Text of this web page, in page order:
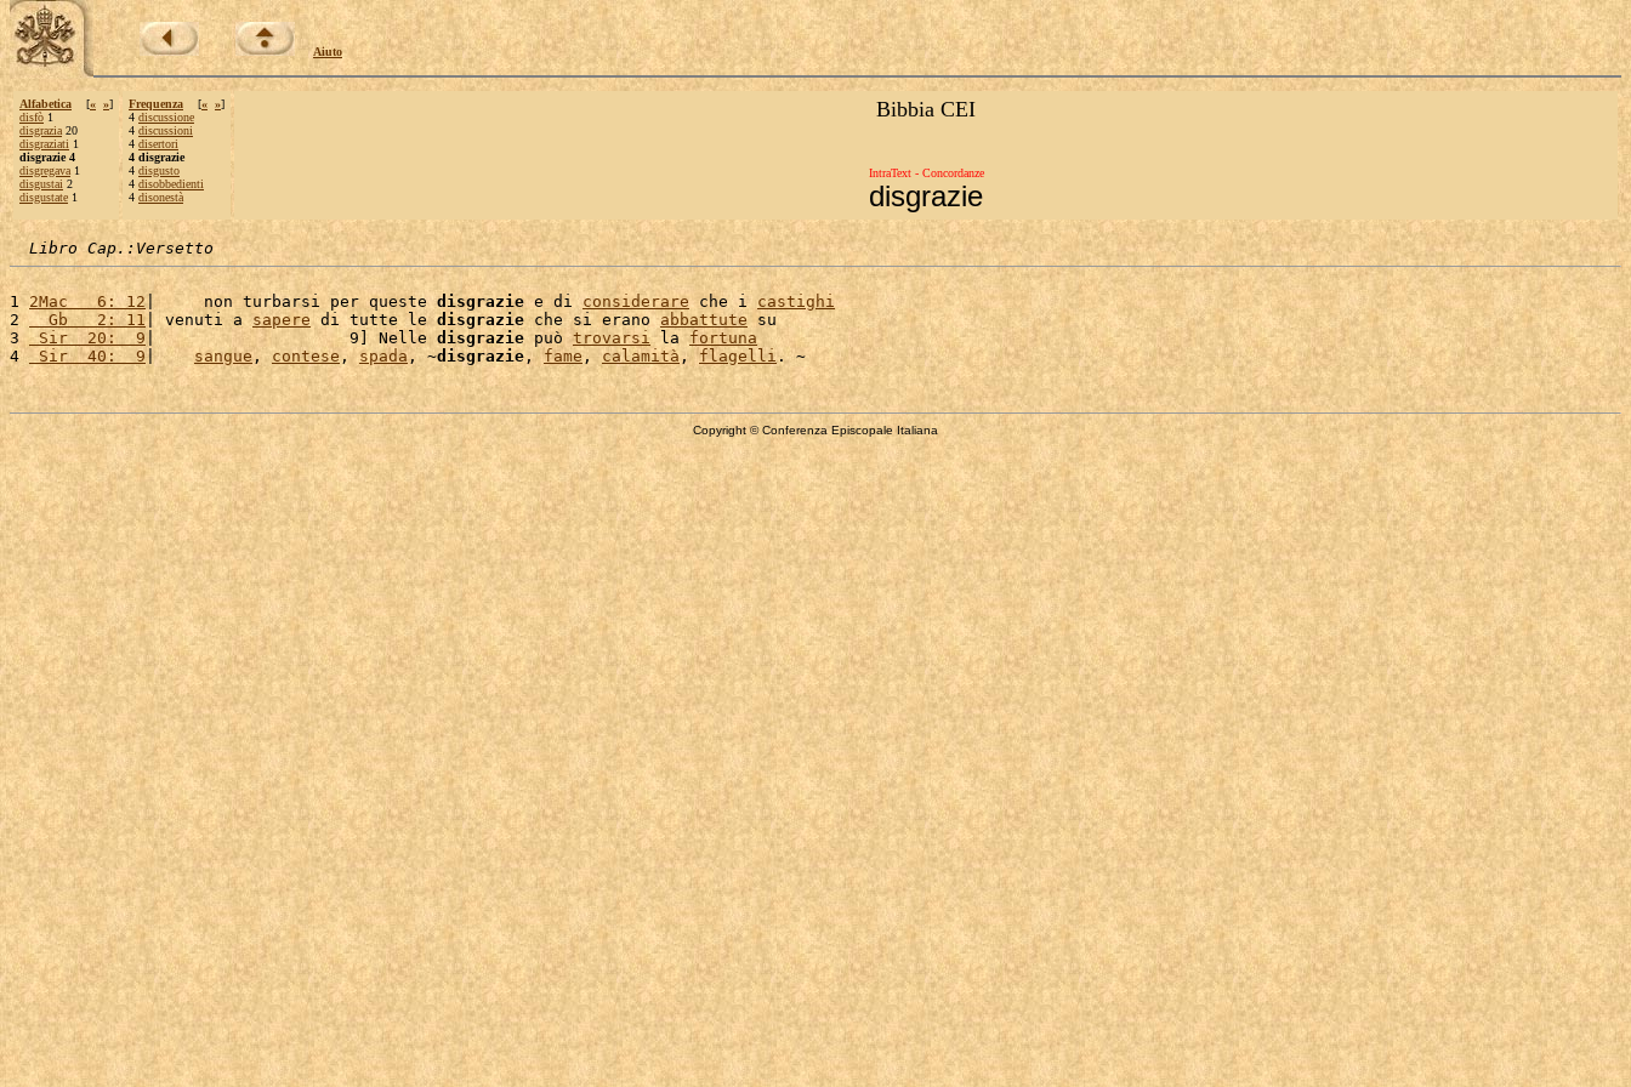
Aiuto
Alfabetica [« »]
disfò 1
disgrazia 20
disgraziati 1
disgrazie 4
disgregava 1
disgustai 2
disgustate 1
Frequenza [« »]
4 discussione
4 discussioni
4 disertori
4 disgrazie
4 disgusto
4 disobbedienti
4 disonestà
Bibbia CEI
IntraText - Concordanze
disgrazie
Libro Cap.:Versetto
1 2Mac   6: 12|     non turbarsi per queste disgrazie e di considerare che i castighi
2
  Gb   2: 11
| venuti a sapere di tutte le disgrazie che si erano abbattute su
3 Sir  20:  9 |                    9] Nelle disgrazie può trovarsi la fortuna
4
Sir  40:  9| sangue, contese , spada , ~disgrazie , fame , calamità , flagelli
Copyright © Conferenza Episcopale Italiana